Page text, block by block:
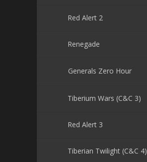
Red Alert 2
Renegade
Generals Zero Hour
Tiberium Wars (C&C 3)
Red Alert 3
Tiberian Twilight (C&C 4)